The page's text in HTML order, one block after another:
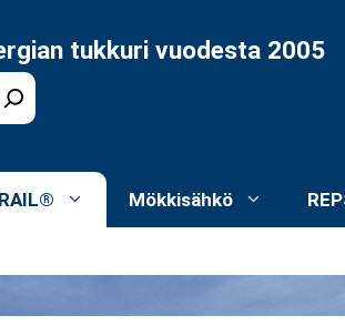
tukkuri vuodesta 2005
Mökkisähkö